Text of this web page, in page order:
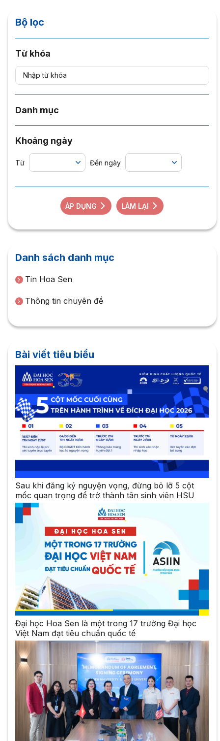
Bộ lọc
Từ khóa
Danh mục
Khoảng ngày
Từ Đến ngày
ÁP DỤNG LÀM LẠI
Danh sách danh mục
Tin Hoa Sen
Thông tin chuyên đề
Bài viết tiêu biểu
Sau khi đăng ký nguyện vọng, đừng bỏ lỡ 5 cột
mốc quan trọng để trở thành tân sinh viên HSU
Đại học Hoa Sen là một trong 17 trường Đại học
Việt Nam đạt tiêu chuẩn quốc tế